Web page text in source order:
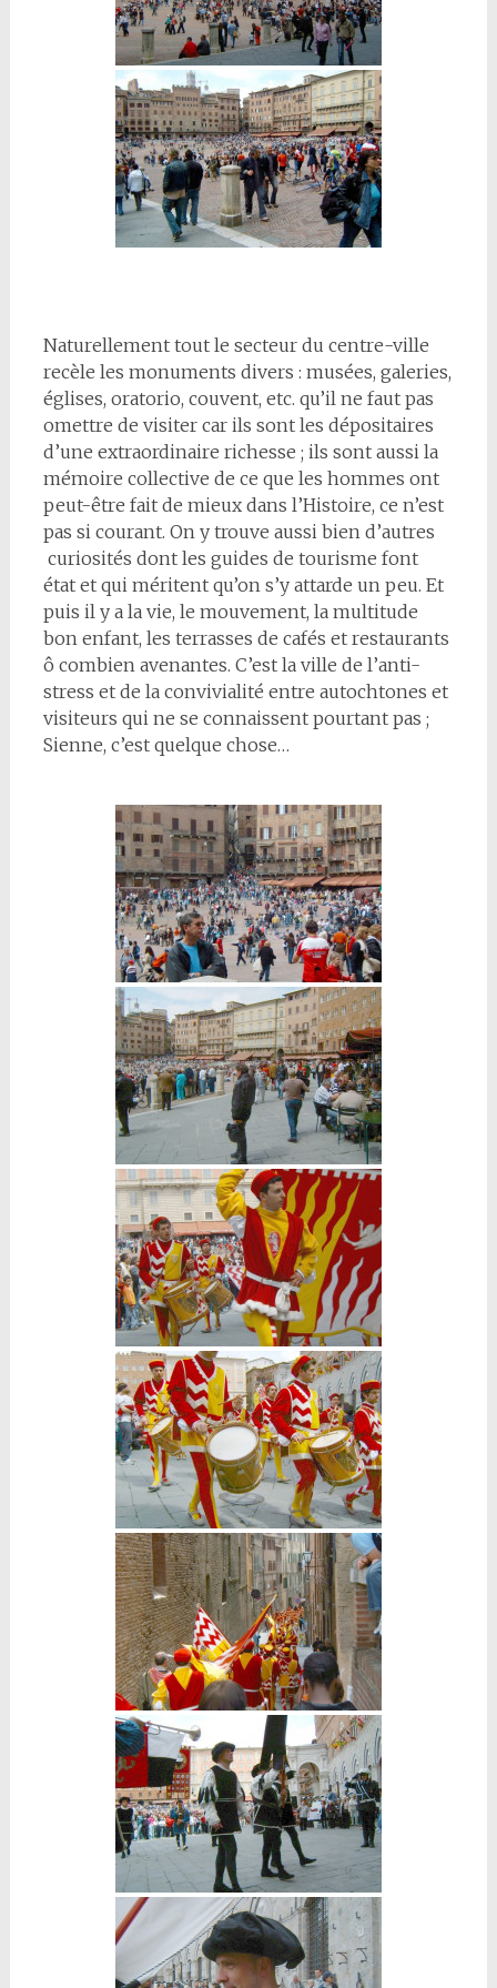
Naturellement tout le secteur du centre-ville
recèle les monuments divers : musées, galeries,
églises, oratorio, couvent, etc. qu’il ne faut pas
omettre de visiter car ils sont les dépositaires
d’une extraordinaire richesse ; ils sont aussi la
mémoire collective de ce que les hommes ont
peut-être fait de mieux dans l’Histoire, ce n’est
pas si courant. On y trouve aussi bien d’autres
curiosités dont les guides de tourisme font
état et qui méritent qu’on s’y attarde un peu. Et
puis il y a la vie, le mouvement, la multitude
bon enfant, les terrasses de cafés et restaurants
ô combien avenantes. C’est la ville de l’anti-
stress et de la convivialité entre autochtones et
visiteurs qui ne se connaissent pourtant pas ;
Sienne, c’est quelque chose…